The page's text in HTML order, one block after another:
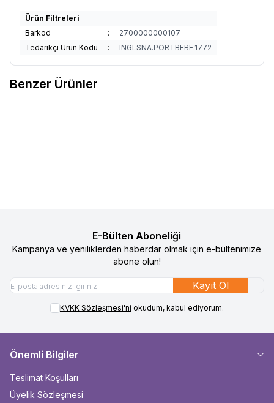
Ürün Filtreleri
Barkod
:
2700000000107
Tedarikçi Ürün Kodu
: INGLSNA.PORTBEBE.1772
Benzer Ürünler
E-Bülten Aboneliği
Kampanya ve yeniliklerden haberdar olmak için e-bültenimize
abone olun!
Kayıt Ol
KVKK Sözleşmesi'ni okudum, kabul ediyorum.
Önemli Bilgiler
Teslimat Koşulları
Üyelik Sözleşmesi